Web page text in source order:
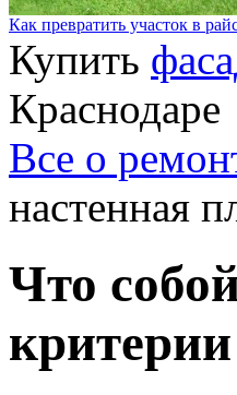
Как превратить участок в
Купить
Краснодаре
Все о
настенная
Что